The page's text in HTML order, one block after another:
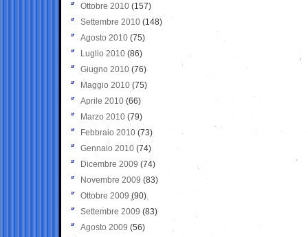
Ottobre 2010 (157)
Settembre 2010 (148)
Agosto 2010 (75)
Luglio 2010 (86)
Giugno 2010 (76)
Maggio 2010 (75)
Aprile 2010 (66)
Marzo 2010 (79)
Febbraio 2010 (73)
Gennaio 2010 (74)
Dicembre 2009 (74)
Novembre 2009 (83)
Ottobre 2009 (90)
Settembre 2009 (83)
Agosto 2009 (56)